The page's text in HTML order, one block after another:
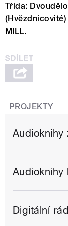
Třída:
MILL.
PROJEKTY
Audioknihy
Audioknihy
Digitální